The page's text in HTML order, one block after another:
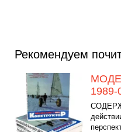
Рекомендуем
1989-